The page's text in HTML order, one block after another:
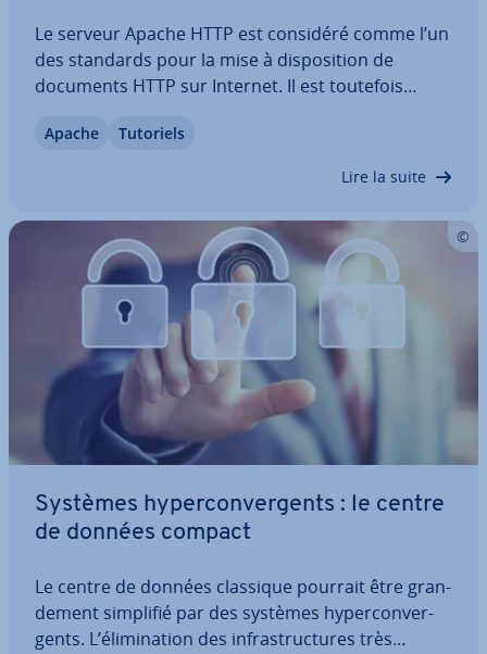
Le serveur Apache HTTP est considéré comme l’un
des standards pour la mise à dis­po­si­tion de
documents HTTP sur Internet. Il est toutefois
Apache lo­ca­le­ment sur un PC Windows afin de
Apache Tutoriels
Lire la suite
Systèmes hy­per­con­ver­gents : le centre
de données compact
Le centre de données classique pourrait être gran­
de­ment simplifié par des systèmes hy­per­con­ver­
gents. L’éli­mi­na­tion des in­fras­truc­tures très